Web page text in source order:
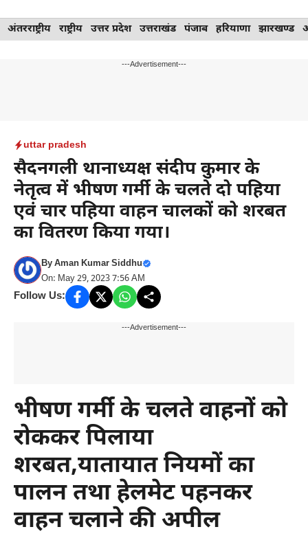
Skip
to
अंतरराष्ट्रीय राष्ट्रीय उत्तर प्रदेश उत्तराखंड पंजाब हरियाणा झारखण्ड
---Advertisement---
uttar pradesh
सैदनगली थानाध्यक्ष संदीप कुमार के
नेतृत्व में भीषण गर्मी के चलते दो पहिया
एवं चार पहिया वाहन चालकों को शरबत
का वितरण किया गया।
ByAman Kumar Siddhu
On: May 29, 2023 7:56 AM
Follow Us:
---Advertisement---
भीषण गर्मी के चलते वाहनों को
रोककर पिलाया
शरबत,यातायात नियमों का
पालन तथा हेलमेट पहनकर
वाहन चलाने की अपील